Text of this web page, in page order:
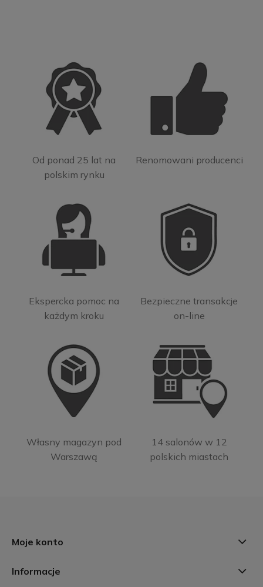
Od ponad 25 lat na
polskim rynku
Renomowani producenci
Ekspercka pomoc na
każdym kroku
Bezpieczne transakcje
on-line
Własny magazyn pod
Warszawą
14 salonów w 12
polskich miastach
Moje konto
Informacje